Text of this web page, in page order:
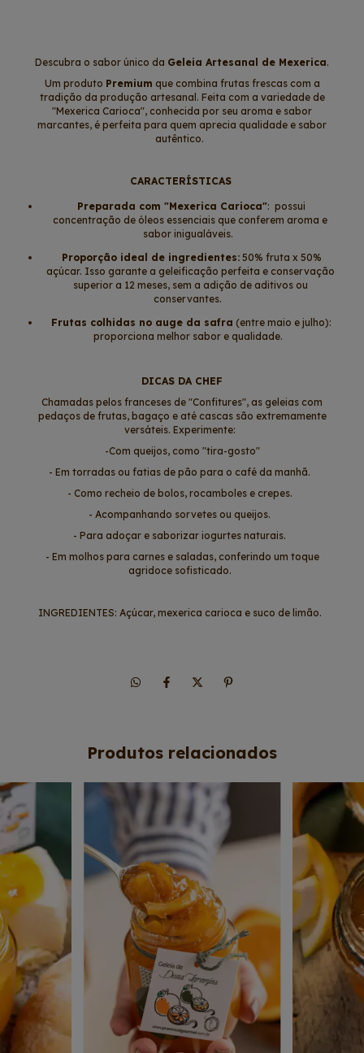
Descubra o sabor único da Geleia Artesanal de Mexerica.
Um produto Premium que combina frutas frescas com a
tradição da produção artesanal. Feita com a variedade de
"Mexerica Carioca", conhecida por seu aroma e sabor
marcantes, é perfeita para quem aprecia qualidade e sabor
autêntico.
CARACTERÍSTICAS
Preparada com "Mexerica Carioca": possui
concentração de óleos essenciais que conferem aroma e
sabor inigualáveis.
Proporção ideal de ingredientes:50% fruta x 50%
açúcar. Isso garante a geleificação perfeita e conservação
superior a 12 meses, sem a adição de aditivos ou
conservantes.
Frutas colhidas no auge da safra (entre maio e julho):
proporciona melhor sabor e qualidade.
DICAS DA CHEF
Chamadas pelos franceses de "Confitures", as geleias com
pedaços de frutas, bagaço e até cascas são extremamente
versáteis. Experimente:
-Com queijos, como "tira-gosto"
- Em torradas ou fatias de pão para o café da manhã.
- Como recheio de bolos, rocamboles e crepes.
- Acompanhando sorvetes ou queijos.
- Para adoçar e saborizar iogurtes naturais.
- Em molhos para carnes e saladas, conferindo um toque
agridoce sofisticado.
INGREDIENTES: Açúcar, mexerica carioca e suco de limão.
Produtos relacionados